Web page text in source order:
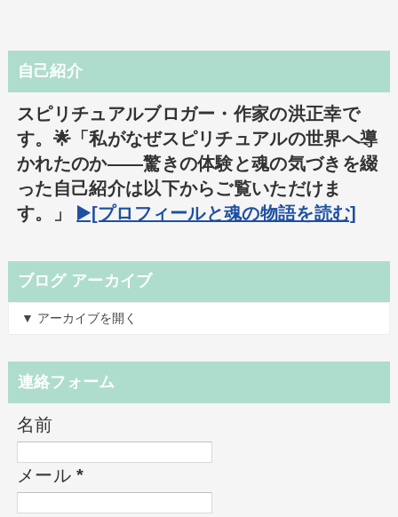
自己紹介
スピリチュアルブロガー・作家の洪正幸で
す。🌟「私がなぜスピリチュアルの世界へ導
かれたのか――驚きの体験と魂の気づきを綴
った自己紹介は以下からご覧いただけま
す。」 ▶️[プロフィールと魂の物語を読む]
ブログ アーカイブ
▼ アーカイブを開く
連絡フォーム
名前
メール*